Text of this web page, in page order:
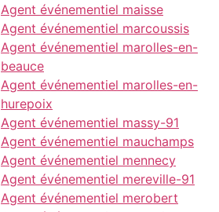
Agent événementiel maisse
Agent événementiel marcoussis
Agent événementiel marolles-en-
beauce
Agent événementiel marolles-en-
hurepoix
Agent événementiel massy-91
Agent événementiel mauchamps
Agent événementiel mennecy
Agent événementiel mereville-91
Agent événementiel merobert